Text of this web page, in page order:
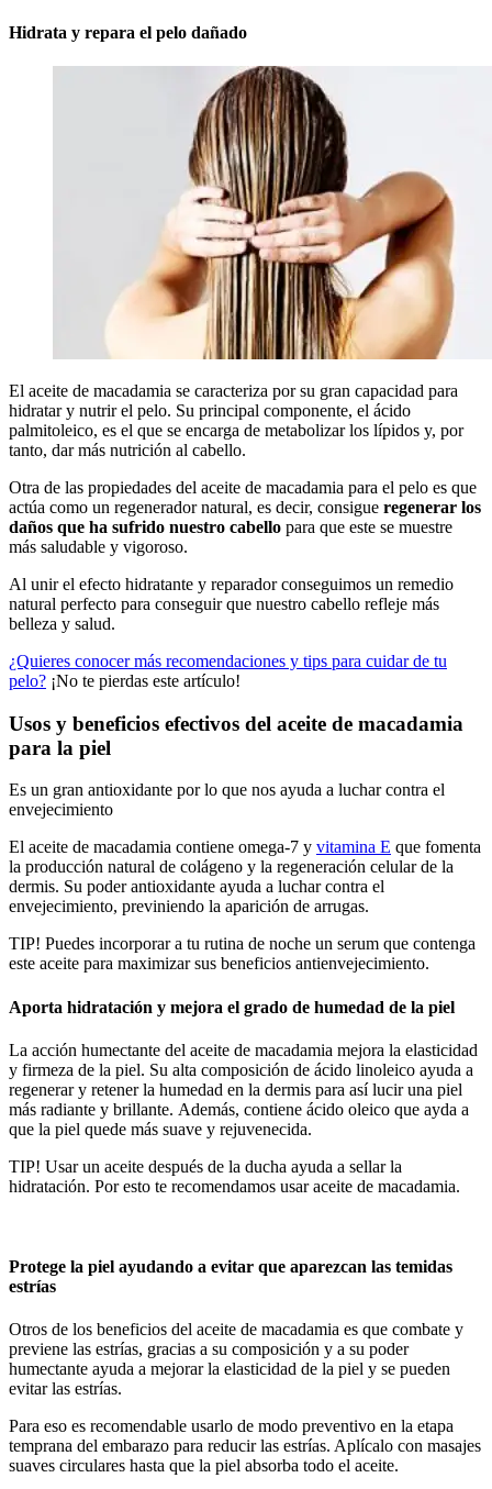
Hidrata y repara el pelo dañado
El aceite de macadamia se caracteriza por su gran capacidad para
hidratar y nutrir el pelo. Su principal componente, el ácido
palmitoleico, es el que se encarga de metabolizar los lípidos y, por
tanto, dar más nutrición al cabello.
Otra de las propiedades del aceite de macadamia para el pelo es que
actúa como un regenerador natural, es decir, consigue regenerar los
daños que ha sufrido nuestro cabello para que este se muestre
más saludable y vigoroso.
Al unir el efecto hidratante y reparador conseguimos un remedio
natural perfecto para conseguir que nuestro cabello refleje más
belleza y salud.
¿Quieres conocer más recomendaciones y tips para cuidar de tu
pelo? ¡No te pierdas este artículo!
Usos y beneficios efectivos del aceite de macadamia
para la piel
Es un gran antioxidante por lo que nos ayuda a luchar contra el
envejecimiento
El aceite de macadamia contiene omega-7 y vitamina E que fomenta
la producción natural de colágeno y la regeneración celular de la
dermis. Su poder antioxidante ayuda a luchar contra el
envejecimiento, previniendo la aparición de arrugas.
TIP! Puedes incorporar a tu rutina de noche un serum que contenga
este aceite para maximizar sus beneficios antienvejecimiento.
Aporta hidratación y mejora el grado de humedad de la piel
La acción humectante del aceite de macadamia mejora la elasticidad
y firmeza de la piel. Su alta composición de ácido linoleico ayuda a
regenerar y retener la humedad en la dermis para así lucir una piel
más radiante y brillante. Además, contiene ácido oleico que ayda a
que la piel quede más suave y rejuvenecida.
TIP! Usar un aceite después de la ducha ayuda a sellar la
hidratación. Por esto te recomendamos usar aceite de macadamia.
Protege la piel ayudando a evitar que aparezcan las temidas
estrías
Otros de los beneficios del aceite de macadamia es que combate y
previene las estrías, gracias a su composición y a su poder
humectante ayuda a mejorar la elasticidad de la piel y se pueden
evitar las estrías.
Para eso es recomendable usarlo de modo preventivo en la etapa
temprana del embarazo para reducir las estrías. Aplícalo con masajes
suaves circulares hasta que la piel absorba todo el aceite.